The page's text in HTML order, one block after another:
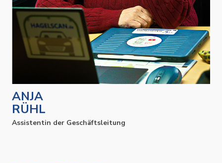
ANJA
RÜHL
Assistentin der Geschäftsleitung